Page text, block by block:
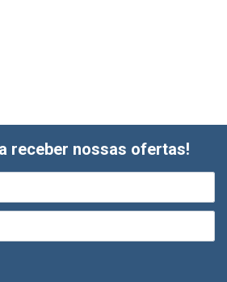
receber nossas ofertas!